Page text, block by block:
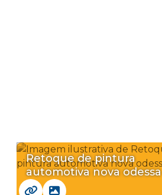
Retoque de pintura
automotiva nova odessa